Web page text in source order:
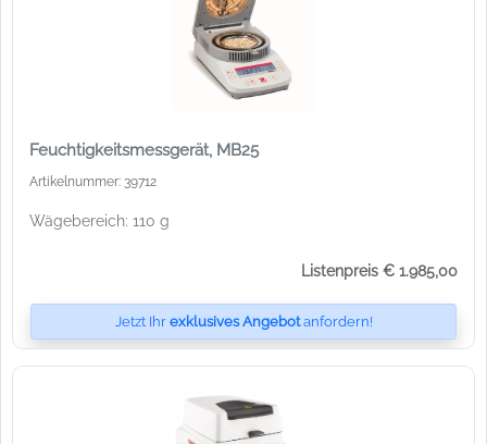
Feuchtigkeitsmessgerät, MB25
Artikelnummer: 39712
Wägebereich: 110 g
Listenpreis € 1.985,00
Jetzt Ihr exklusives Angebotanfordern!